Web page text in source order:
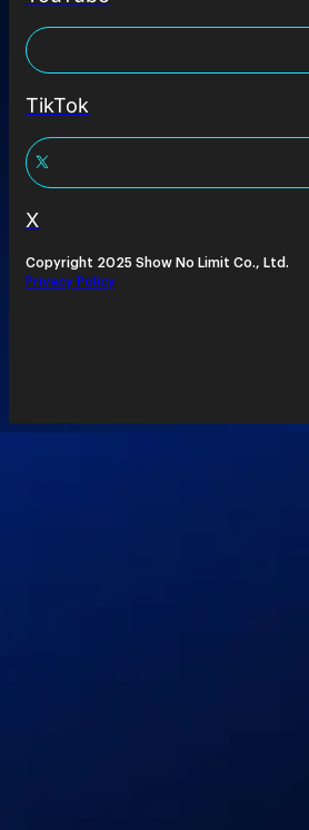
TikTok
X
Copyright 2025 Show No Limit Co., Ltd.
Privacy Policy